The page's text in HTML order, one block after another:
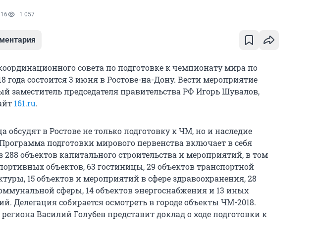
1 057
совета по подготовке к чемпионату мира по
года состоится 3 июня в Ростове-на-Дону. Вести мероприятие
заместитель председателя правительства РФ Игорь Шувалов,
161.ru.
обсудят в Ростове не только подготовку к ЧМ, но и наследие
подготовки мирового первенства включает в себя
288 объектов капитального строительства и мероприятий, в том
объектов, 63 гостиницы, 29 объектов транспортной
15 объектов и мероприятий в сфере здравоохранения, 28
сферы, 14 объектов энергоснабжения и 13 иных
Делегация собирается осмотреть в городе объекты ЧМ-2018.
Василий Голубев представит доклад о ходе подготовки к